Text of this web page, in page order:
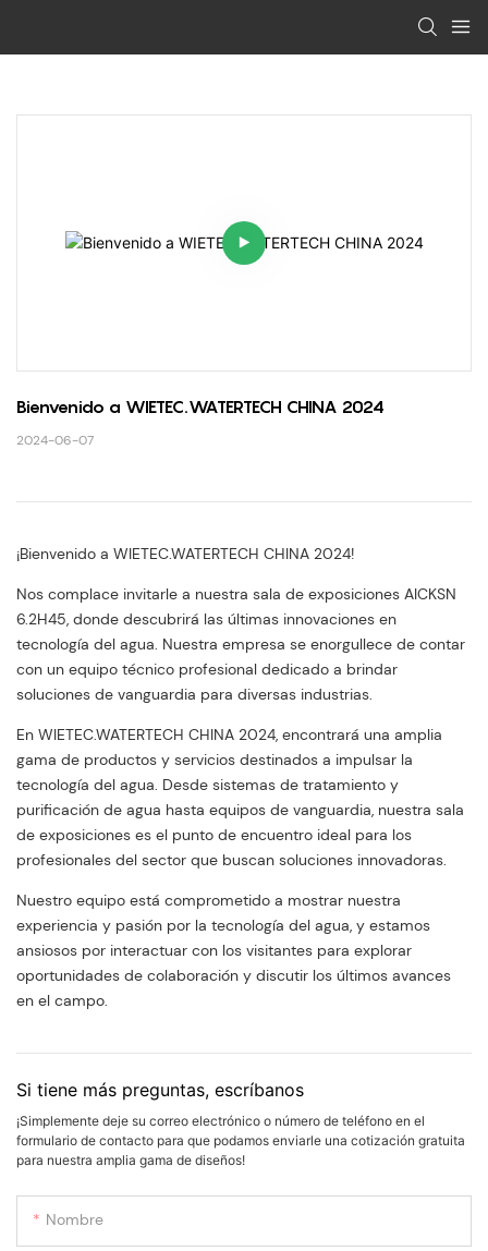
Bienvenido a WIETEC.WATERTECH CHINA 2024
2024-06-07
¡Bienvenido a WIETEC.WATERTECH CHINA 2024!
Nos complace invitarle a nuestra sala de exposiciones AICKSN
6.2H45, donde descubrirá las últimas innovaciones en
tecnología del agua. Nuestra empresa se enorgullece de contar
con un equipo técnico profesional dedicado a brindar
soluciones de vanguardia para diversas industrias.
En WIETEC.WATERTECH CHINA 2024, encontrará una amplia
gama de productos y servicios destinados a impulsar la
tecnología del agua. Desde sistemas de tratamiento y
purificación de agua hasta equipos de vanguardia, nuestra sala
de exposiciones es el punto de encuentro ideal para los
profesionales del sector que buscan soluciones innovadoras.
Nuestro equipo está comprometido a mostrar nuestra
experiencia y pasión por la tecnología del agua, y estamos
ansiosos por interactuar con los visitantes para explorar
oportunidades de colaboración y discutir los últimos avances
en el campo.
Si tiene más preguntas, escríbanos
¡Simplemente deje su correo electrónico o número de teléfono en el
formulario de contacto para que podamos enviarle una cotización gratuita
para nuestra amplia gama de diseños!
Nombre